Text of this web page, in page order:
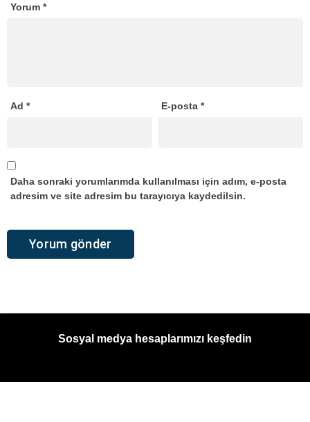
Yorum *
Ad * E-posta*
Daha sonraki yorumlarımda kullanılması için adım, e-posta
adresim ve site adresim bu tarayıcıya kaydedilsin.
Sosyal medya hesaplarımızı keşfedin